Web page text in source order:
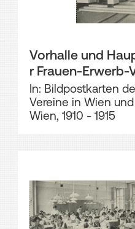
Vorhalle und
r Frauen-Erwerb-
In: Bildpostkarten
Vereine in Wien
Wien, 1910 - 1915